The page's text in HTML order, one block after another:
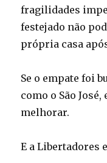
fragilidades
festejado não
própria casa
Se o empate foi
como o São
melhorar.
E a Libertadores